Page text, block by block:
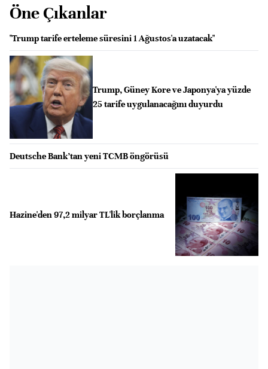
Öne Çıkanlar
"Trump tarife erteleme süresini 1 Ağustos'a uzatacak"
Trump, Güney Kore ve Japonya'ya yüzde
25 tarife uygulanacağını duyurdu
Deutsche Bank’tan yeni TCMB öngörüsü
Hazine'den 97,2 milyar TL'lik borçlanma